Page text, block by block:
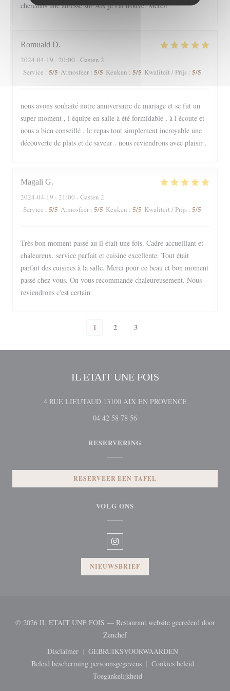
cherchais une adresse sur Aix je l'ai trouvé. Merci!
Romuald D
2024-04-19 - 20:00 - Gasten 2
Service : 5/5 Atmosfeer : 5/5 Keuken : 5/5 Kwaliteit / Prijs : 5/5
nous avons souhaité notre anniversaire de mariage et se fut un
super moment , l équipe en salle à été formidable , à l écoute et
nous a bien conseillé , le repas tout simplement incroyable une
découverte de plats et de saveur . nous reviendrons avec plaisir .
Magali G
2024-04-19 - 21:00 - Gasten 2
Service : 5/5 Atmosfeer : 5/5 Keuken : 5/5 Kwaliteit / Prijs : 5/5
Très bon moment passé au il était une fois. Cadre accueillant et
chaleureux, service parfait et cuisine excellente. Tout était
parfait des cuisines à la salle. Merci pour ce beau et bon moment
passé chez vous. On vous recommande chaleureusement. Nous
reviendrons c'est certain
1 2 3
IL ETAIT UNE FOIS
4 RUE LIEUTAUD 13100 AIX EN PROVENCE((opent in een
04 42 58 78 56
RESERVERING
RESERVEER EEN TAFEL
VOLG ONS
Instagram ((opent in een nieuw
NIEUWSBRIEF
© 2026 IL ETAIT UNE FOIS — Restaurant website gecreëerd door
Zenchef((opent in een nieuw venster))
Disclaimer
((opent in een nieuw venster))
GEBRUIKSVOORWAARDEN
((opent in een nieuw venster))
Beleid bescherming persoonsgegevens
((opent in een nieuw venster))
Cookies beleid
((opent in een
Toegankelijkheid
((opent in een nieuw venster))